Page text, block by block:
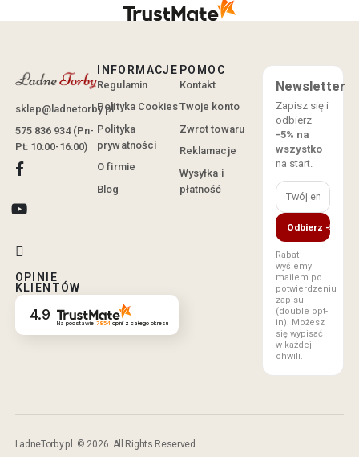
sklep@ladnetorby.pl
575 836 934 (Pn-
Pt: 10:00-16:00)
OPINIE
KLIENTÓW
4.9 Na podstawie 7854opinii z całego okresu
INFORMACJE
Regulamin
Polityka Cookies
Polityka
prywatności
O firmie
Blog
POMOC
Kontakt
Twoje konto
Zwrot towaru
Reklamacje
Wysyłka i
płatność
Newsletter
Zapisz się i
odbierz
-5% na
wszystko
na start.
Odbierz -5%
Rabat
wyślemy
mailem po
potwierdzeniu
zapisu
(double opt-
in). Możesz
się wypisać
w każdej
chwili.
LadneTorby.pl. © 2026. All Rights Reserved